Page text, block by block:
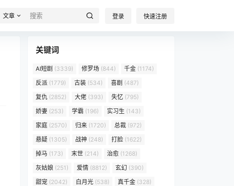
文章 登录 快速注册
关键词
AI短剧 (3339) 修罗场 (844) 千金 (1174)
反派 (1779) 古装 (534) 喜剧 (487)
复仇 (2852) 大佬 (393) 失忆 (795)
娇妻 (253) 学霸 (196) 实习生 (143)
家庭 (2570) 归来 (1720) 总裁 (972)
悬疑 (1305) 战神 (248) 打脸 (1622)
掉马 (173) 末世 (214) 治愈 (1268)
灰姑娘 (251) 爱情 (8812) 玄幻 (390)
甜宠 (2042) 白月光 (538) 真千金 (328)